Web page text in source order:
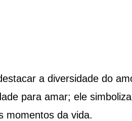
a diversidade do
para amar; ele
momentos da vida.